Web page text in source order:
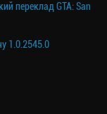
переклад GTA: San
1.0.2545.0